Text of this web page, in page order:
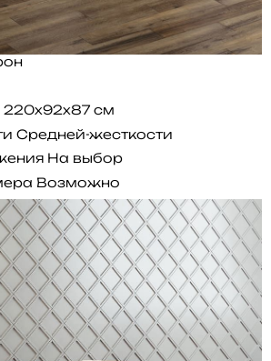
220x92x87 см
Средней-жесткости
На выбор
Возможно